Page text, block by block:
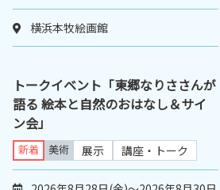
横浜本牧絵画館
トークイベント「東郷なりささんが
語る 絵本と自然のおはなし＆サイ
ン会」
新着 美術 展示 講座・トーク